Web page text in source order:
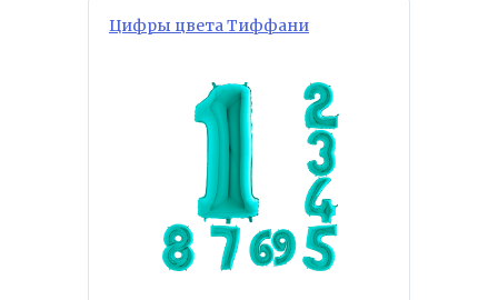
Цифры цвета Тиффани